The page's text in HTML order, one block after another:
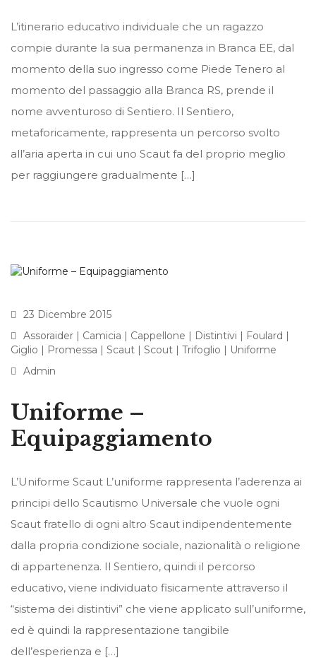
L’itinerario educativo individuale che un ragazzo
compie durante la sua permanenza in Branca EE, dal
momento della suo ingresso come Piede Tenero al
momento del passaggio alla Branca RS, prende il
nome avventuroso di Sentiero. Il Sentiero,
metaforicamente, rappresenta un percorso svolto
all’aria aperta in cui uno Scaut fa del proprio meglio
per raggiungere gradualmente […]
23 Dicembre 2015
Assoraider | Camicia | Cappellone | Distintivi | Foulard |
Giglio | Promessa | Scaut | Scout | Trifoglio | Uniforme
Admin
Uniforme –
Equipaggiamento
L’Uniforme Scaut L’uniforme rappresenta l’aderenza ai
principi dello Scautismo Universale che vuole ogni
Scaut fratello di ogni altro Scaut indipendentemente
dalla propria condizione sociale, nazionalità o religione
di appartenenza. Il Sentiero, quindi il percorso
educativo, viene individuato fisicamente attraverso il
“sistema dei distintivi” che viene applicato sull’uniforme,
ed è quindi la rappresentazione tangibile
dell’esperienza e […]